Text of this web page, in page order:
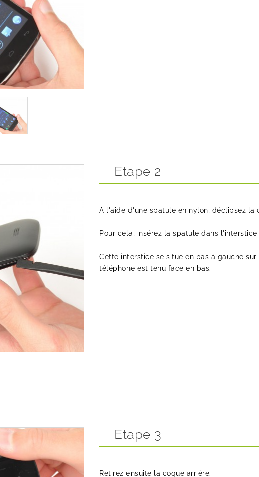
Etape 2
A l'aide d'une spatule en nylon, déclipsez la
Pour cela, insérez la spatule dans
Cette interstice se situe en bas à gauche
téléphone est tenu face en bas.
Etape 3
Retirez ensuite la coque arrière.